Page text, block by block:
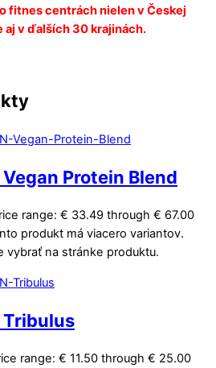
fitnes centrách nielen v Českej
aj v ďalších 30 krajinách.
Vegan Protein Blend
range: € 33.49 through € 67.00
produkt má viacero variantov.
vybrať na stránke produktu.
Tribulus
range: € 11.50 through € 25.00